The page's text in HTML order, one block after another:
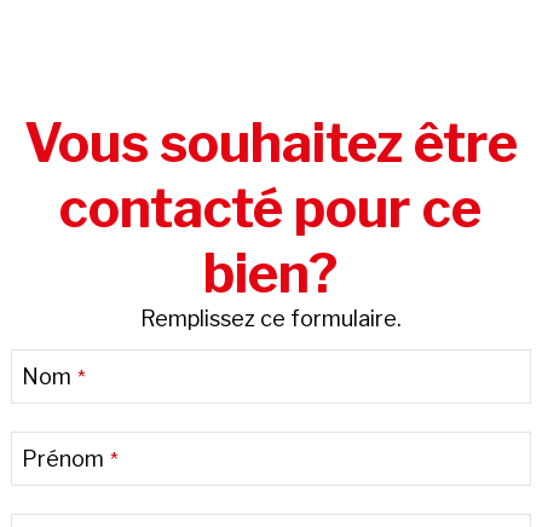
Vous souhaitez être
contacté pour ce
bien?
Remplissez ce formulaire.
Website
URL
Nom *
Prénom *